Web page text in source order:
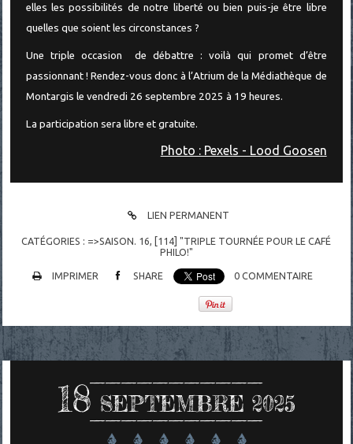
elles les possibilités de notre liberté ou bien puis-je être libre
quelles que soient les circonstances ?
Une triple occasion de débattre : voilà qui promet d’être
passionnant ! Rendez-vous donc à l’Atrium de la Médiathèque de
Montargis le vendredi 26 septembre 2025 à 19 heures.
La participation sera libre et gratuite.
Photo : Pexels - Lood Goosen
LIEN PERMANENT
CATÉGORIES : =>SAISON. 16,
[114] "TRIPLE TOURNÉE POUR LE CAFÉ
PHILO!"
IMPRIMER SHARE 0 COMMENTAIRE
18 SEPTEMBRE 2025